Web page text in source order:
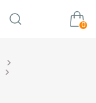
0
Сумма: